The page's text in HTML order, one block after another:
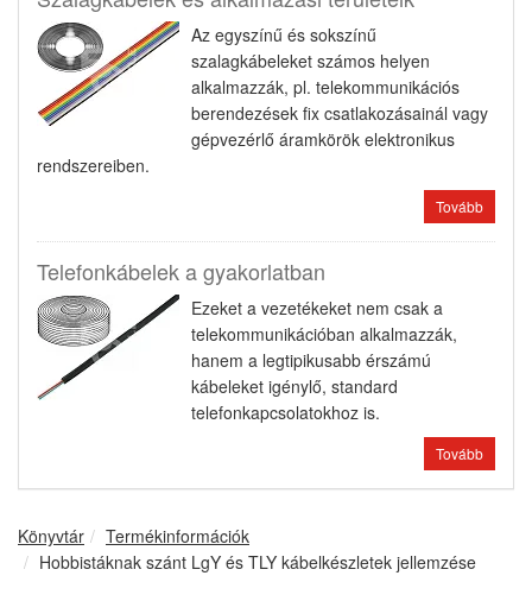
Az egyszínű és sokszínű
szalagkábeleket számos helyen
alkalmazzák, pl. telekommunikációs
berendezések fix csatlakozásainál vagy
gépvezérlő áramkörök elektronikus
rendszereiben.
Tovább
Telefonkábelek a gyakorlatban
Ezeket a vezetékeket nem csak a
telekommunikációban alkalmazzák,
hanem a legtipikusabb érszámú
kábeleket igénylő, standard
telefonkapcsolatokhoz is.
Tovább
Könyvtár
Termékinformációk
Hobbistáknak szánt LgY és TLY kábelkészletek jellemzése